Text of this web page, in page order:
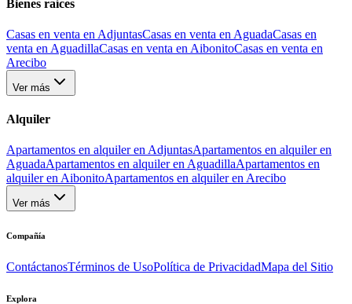
Bienes raíces
Casas en venta en AdjuntasCasas en venta en AguadaCasas en
venta en AguadillaCasas en venta en AibonitoCasas en venta en
Arecibo
Ver más
Alquiler
Apartamentos en alquiler en AdjuntasApartamentos en alquiler en
AguadaApartamentos en alquiler en AguadillaApartamentos en
alquiler en AibonitoApartamentos en alquiler en Arecibo
Ver más
Compañía
ContáctanosTérminos de UsoPolítica de PrivacidadMapa del Sitio
Explora